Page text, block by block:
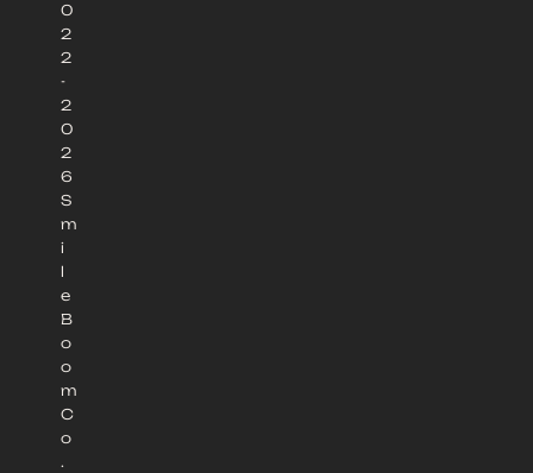
0
2
2
-
2
0
2
6
S
m
i
l
e
B
o
o
m
C
o
.